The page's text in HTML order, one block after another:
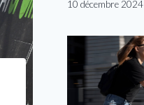
10 décembre 2024